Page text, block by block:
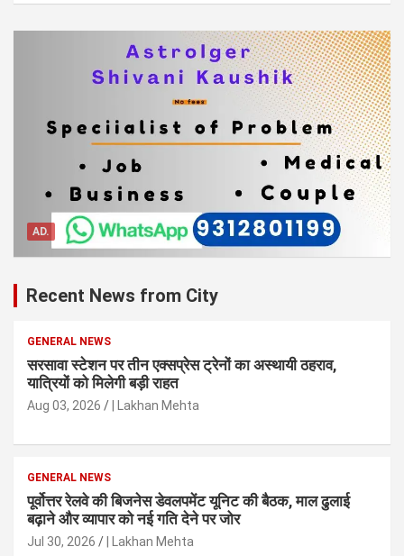
AD.
Recent News from City
GENERAL NEWS
सरसावा स्टेशन पर तीन एक्सप्रेस ट्रेनों का अस्थायी ठहराव,
यात्रियों को मिलेगी बड़ी राहत
Aug 03, 2026 | Lakhan Mehta
GENERAL NEWS
पूर्वोत्तर रेलवे की बिजनेस डेवलपमेंट यूनिट की बैठक, माल ढुलाई
बढ़ाने और व्यापार को नई गति देने पर जोर
Jul 30, 2026 | Lakhan Mehta